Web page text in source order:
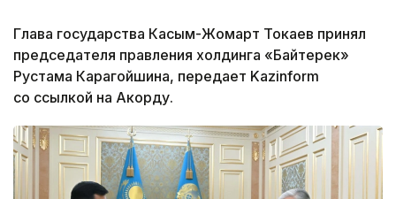
Глава государства Касым-Жомарт Токаев принял
председателя правления холдинга «Байтерек»
Рустама Карагойшина, передает Kazinform
со ссылкой на Акорду.